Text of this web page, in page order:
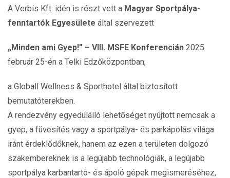
A Verbis Kft. idén is részt vett a Magyar Sportpálya-
fenntartók Egyesülete által szervezett
„Minden ami Gyep!” – VIII. MSFE Konferencián 2025
február 25-én a Telki Edzőközpontban,
a Globall Wellness & Sporthotel által biztosított
bemutatóterekben.
A rendezvény egyedülálló lehetőséget nyújtott nemcsak a
gyep, a füvesítés vagy a sportpálya- és parkápolás világa
iránt érdeklődőknek, hanem az ezen a területen dolgozó
szakembereknek is a legújabb technológiák, a legújabb
sportpálya karbantartó- és ápoló gépek megismeréséhez,